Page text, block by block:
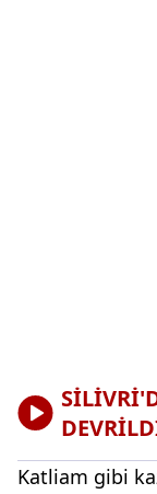
Katliam gibi